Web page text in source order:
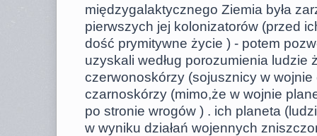
międzygalaktycznego Ziemia była
pierwszych jej kolonizatorów (przed
dość prymitywne życie ) - potem
uzyskali według porozumienia ludzie
czerwonoskórzy (sojusznicy w
czarnoskórzy (mimo,że w wojnie
po stronie wrogów ) . ich planeta
w wyniku działań wojennych